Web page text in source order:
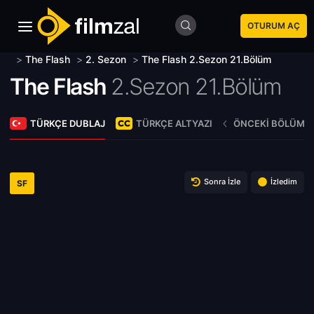
OTURUM AÇ
> The Flash > 2. Sezon > The Flash 2.Sezon 21.Bölüm
The Flash 2.Sezon 21.Bölüm
TÜRKÇE DUBLAJ TÜRKÇE ALTYAZI ÖNCEKI BÖLÜM
SF Sonra İzle İzledim